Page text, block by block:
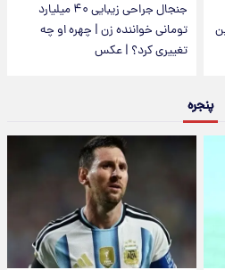
جنجال جراحی زیبایی ۴۰ میلیارد
تومانی خواننده زن | چهره او چه
تغییری کرد؟ | عکس
پنجره